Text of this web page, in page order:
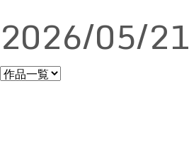
2026/05/21